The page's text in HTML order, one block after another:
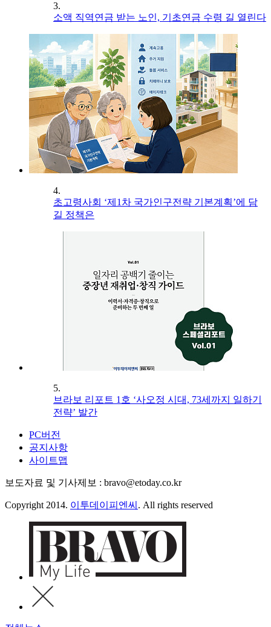
3.
소액 직역연금 받는 노인, 기초연금 수령 길 열린다
4.
초고령사회 ‘제1차 국가인구전략 기본계획’에 담
길 정책은
5.
브라보 리포트 1호 ‘사오정 시대, 73세까지 일하기
전략’ 발간
PC버전
공지사항
사이트맵
보도자료 및 기사제보 : bravo@etoday.co.kr
Copyright 2014. 이투데이피엔씨 . All rights reserved